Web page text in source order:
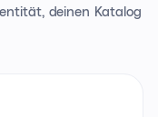
deinen Katalog